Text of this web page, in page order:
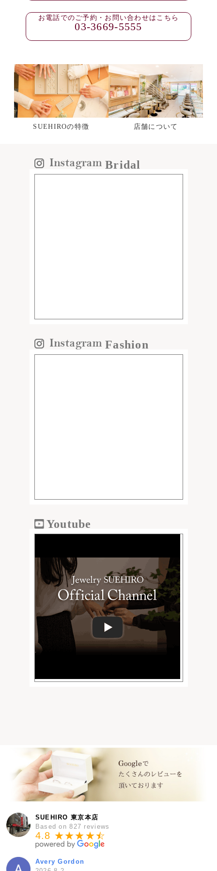
お電話でのご予約・お問い合わせはこちら
03-3669-5555
SUEHIROの特徴 店舗について
Bridal
Fashion
Youtube
SUEHIRO 東京本店
Based on 827 reviews
4.8 ★★★★★
☆
Avery Gordon